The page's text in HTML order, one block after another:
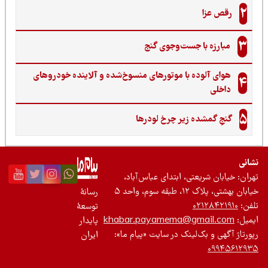
با جست‌وجوی گنج‌
با موتورهای منسوخ‌شده و آلاینده خودروهای
زیر چرخ لودرها
ابتدای عباس‌آباد،
واحد ۵
در سایت «پیام ما»:
رسانۀ
پایدار
ایران